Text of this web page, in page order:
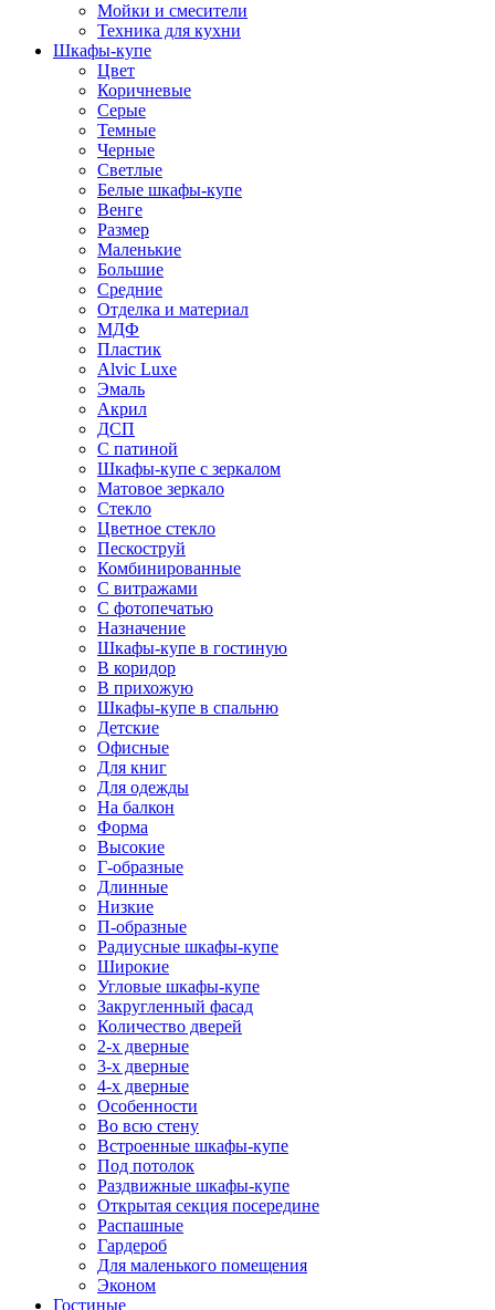
Мойки и смесители
Техника для кухни
Шкафы-купе
Цвет
Коричневые
Серые
Темные
Черные
Светлые
Белые шкафы-купе
Венге
Размер
Маленькие
Большие
Средние
Отделка и материал
МДФ
Пластик
Alvic Luxe
Эмаль
Акрил
ДСП
С патиной
Шкафы-купе с зеркалом
Матовое зеркало
Стекло
Цветное стекло
Пескоструй
Комбинированные
С витражами
С фотопечатью
Назначение
Шкафы-купе в гостиную
В коридор
В прихожую
Шкафы-купе в спальню
Детские
Офисные
Для книг
Для одежды
На балкон
Форма
Высокие
Г-образные
Длинные
Низкие
П-образные
Радиусные шкафы-купе
Широкие
Угловые шкафы-купе
Закругленный фасад
Количество дверей
2-х дверные
3-х дверные
4-х дверные
Особенности
Во всю стену
Встроенные шкафы-купе
Под потолок
Раздвижные шкафы-купе
Открытая секция посередине
Распашные
Гардероб
Для маленького помещения
Эконом
Гостиные